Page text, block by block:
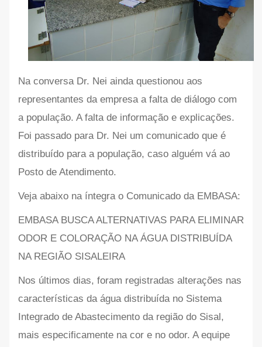
Na conversa Dr. Nei ainda questionou aos
representantes da empresa a falta de diálogo com
a população. A falta de informação e explicações.
Foi passado para Dr. Nei um comunicado que é
distribuído para a população, caso alguém vá ao
Posto de Atendimento.
Veja abaixo na íntegra o Comunicado da EMBASA:
EMBASA BUSCA ALTERNATIVAS PARA ELIMINAR
ODOR E COLORAÇÃO NA ÁGUA DISTRIBUÍDA
NA REGIÃO SISALEIRA
Nos últimos dias, foram registradas alterações nas
características da água distribuída no Sistema
Integrado de Abastecimento da região do Sisal,
mais especificamente na cor e no odor. A equipe